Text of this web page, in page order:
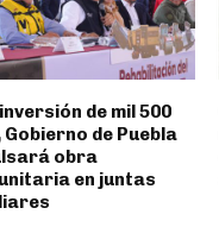
de mil 500
Gobierno de Puebla
obra
en juntas